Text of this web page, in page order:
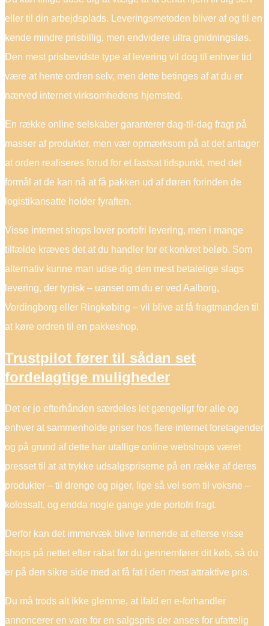
eller til din arbejdsplads. Leveringsmetoden bliver af og til en
kende mindre prisbillig, men endvidere ultra gnidningsløs.
Den mest prisbevidste type af levering vil dog til enhver tid
være at hente ordren selv, men dette betinges af at du er
nærved internet virksomhedens hjemsted.
En række online selskaber garanterer dag-til-dag fragt på
masser af produkter, men vær opmærksom på at det antager
at orden realiseres forud for et fastsat tidspunkt, med det
formål at de kan nå at få pakken ud af døren forinden de
logistikansatte holder fyraften.
Visse internet shops lover portofri levering, men i mange
tilfælde kræves det at du handler for et konkret beløb. Som
alternativ kunne man udse dig den mest betalelige slags
levering, der typisk – uanset om du er ved Aalborg,
Vordingborg eller Ringkøbing – vil blive at få fragtmanden til
at køre ordren til en pakkeshop.
Trustpilot fører til sådan set
fordelagtige muligheder
Det er jo efterhånden særdeles let gængeligt for alle og
enhver at sammenholde priser hos flere internet foretagender
og på grund af dette har utallige online webshops været
presset til at at trykke udsalgspriserne på en række af deres
produkter – til drenge og piger, lige så vel som til voksne –
kolossalt, og endda nogle gange yde portofri fragt.
Derfor kan det immervæk blive lønnende at efterse visse
shops på nettet efter rabat før du gennemfører dit køb, så du
er på den sikre side med at få fat i den mest attraktive pris.
Du må trods alt ikke glemme, at ifald en e-forhandler
annoncerer en vare for en salgspris der anses for ufattelig